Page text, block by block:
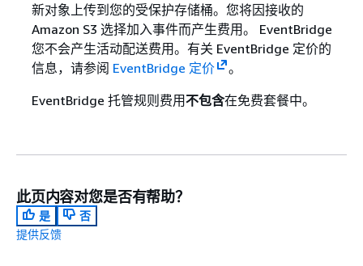
新对象上传到您的受保护存储桶。您将因接收的
Amazon S3 选择加入事件而产生费用。 EventBridge
您不会产生活动配送费用。有关 EventBridge 定价的
信息，请参阅 EventBridge 定价
。
EventBridge 托管规则费用不包含在免费套餐中。
此页内容对您是否有帮助？
是
否
提供反馈